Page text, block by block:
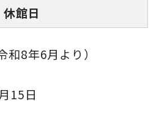
休館日
和8年6月より）
15日